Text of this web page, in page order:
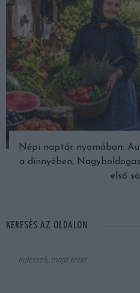
Népi naptár nyomában:
a dinnyében,
első
KERESÉS AZ OLDALON